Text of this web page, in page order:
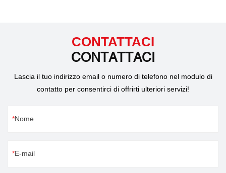
CONTATTACI
CONTATTACI
Lascia il tuo indirizzo email o numero di telefono nel modulo di
contatto per consentirci di offrirti ulteriori servizi!
Nome
E-mail